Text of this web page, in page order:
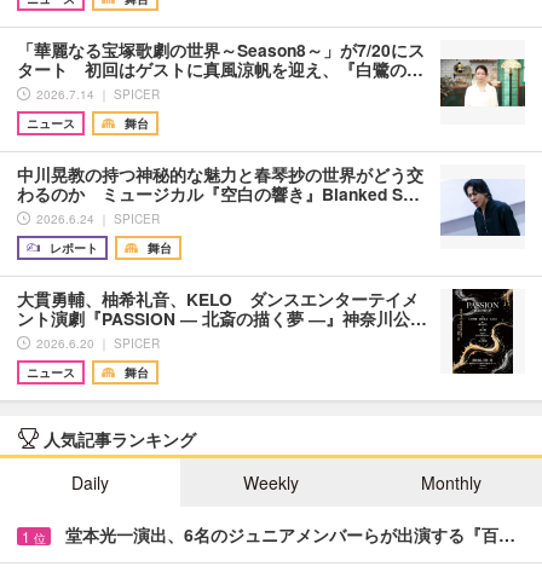
「華麗なる宝塚歌劇の世界～Season8～」が7/20にス
タート 初回はゲストに真風涼帆を迎え、『白鷺の…
2026.7.14 ｜ SPICER
ニュース
舞台
中川晃教の持つ神秘的な魅力と春琴抄の世界がどう交
わるのか ミュージカル『空白の響き』Blanked S…
2026.6.24 ｜ SPICER
レポート
舞台
大貫勇輔、柚希礼音、KELO ダンスエンターテイメ
ント演劇『PASSION ― 北斎の描く夢 ―』神奈川公…
2026.6.20 ｜ SPICER
ニュース
舞台
人気記事ランキング
Daily
Weekly Monthly
1 位 堂本光一演出、6名のジュニアメンバーらが出演する『百…